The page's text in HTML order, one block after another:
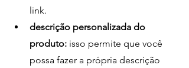
link.
descrição personalizada do
produto: isso permite que você
possa fazer a própria descrição